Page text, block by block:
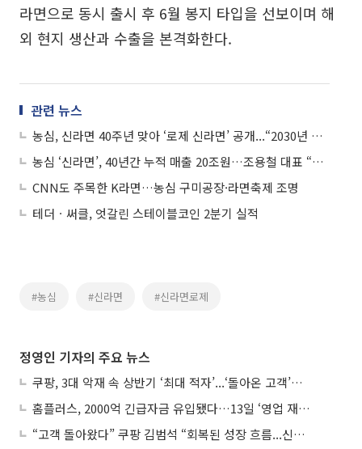
라면으로 동시 출시 후 6월 봉지 타입을 선보이며 해
외 현지 생산과 수출을 본격화한다.
관련 뉴스
농심, 신라면 40주년 맞아 ‘로제 신라면’ 공개...“2030년 매출 7조 시대 열 것”
농심 ‘신라면’, 40년간 누적 매출 20조원…조용철 대표 “해외 매출 60%로 확대”
CNN도 주목한 K라면…농심 구미공장·라면축제 조명
테더ㆍ써클, 엇갈린 스테이블코인 2분기 실적
#농심 #신라면 #신라면로제
정영인 기자의 주요 뉴스
쿠팡, 3대 악재 속 상반기 ‘최대 적자’...‘돌아온 고객’에 수익성 반등 주목
홈플러스, 2000억 긴급자금 유입됐다…13일 ‘영업 재개’
“고객 돌아왔다” 쿠팡 김범석 “회복된 성장 흐름...신사업 확대 위한 투자 유지”